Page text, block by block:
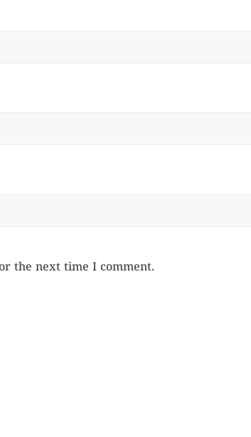
the next time I comment.